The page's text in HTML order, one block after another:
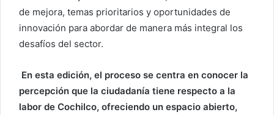
de mejora, temas prioritarios y oportunidades de
innovación para abordar de manera más integral los
desafíos del sector.
En esta edición, el proceso se centra en conocer la
percepción que la ciudadanía tiene respecto a la
labor de Cochilco, ofreciendo un espacio abierto,